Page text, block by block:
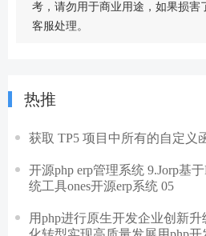
考，请勿用于商业用途，如果损害
客服处理。
热推
获取 TP5 项目中所有的自定义
开源php erp管理系统 9.Jorp基
统工具ones开源erp系统 05
用php进行原生开发企业创新